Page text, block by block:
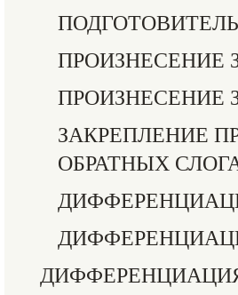
ПРОИЗНЕСЕНИЕ
ПРОИЗНЕСЕНИЕ
ЗАКРЕПЛЕНИЕ
ОБРАТНЫХ